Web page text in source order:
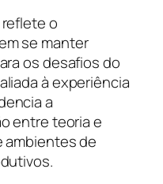
o
se manter
os desafios do
à experiência
a
entre teoria e
ambientes de